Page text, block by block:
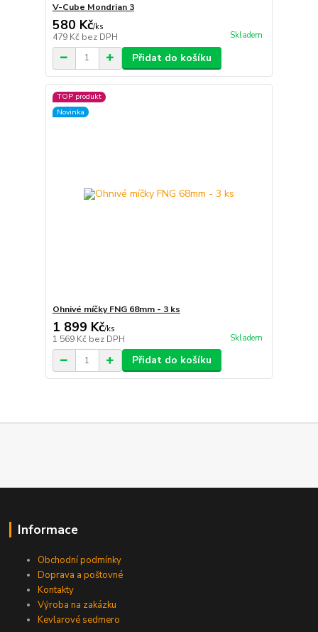
V-Cube Mondrian 3
580 Kč/ks
479 Kč bez DPH Skladem
Přidat do košíku
TOP produkt
Novinka
Ohnivé míčky FNG 68mm - 3 ks
1 899 Kč/ks
1 569 Kč bez DPH Skladem
Přidat do košíku
Informace
Obchodní podmínky
Doprava a poštovné
Kontakty
Výroba na zakázku
Kevlarové sedmero